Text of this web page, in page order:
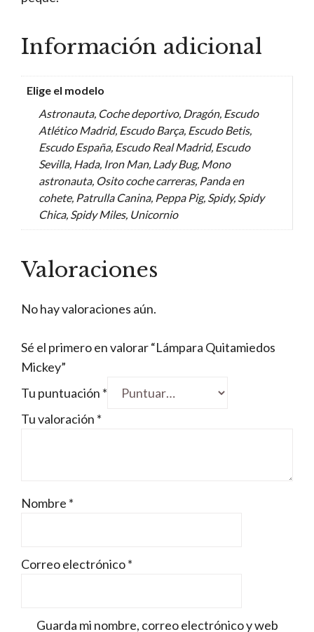
Información adicional
Elige el modelo
Astronauta, Coche deportivo, Dragón, Escudo
Atlético Madrid, Escudo Barça, Escudo Betis,
Escudo España, Escudo Real Madrid, Escudo
Sevilla, Hada, Iron Man, Lady Bug, Mono
astronauta, Osito coche carreras, Panda en
cohete, Patrulla Canina, Peppa Pig, Spidy, Spidy
Chica, Spidy Miles, Unicornio
Valoraciones
No hay valoraciones aún.
Sé el primero en valorar “Lámpara Quitamiedos
Mickey”
Tu puntuación *
Tu valoración *
Nombre *
Correo electrónico*
Guarda mi nombre, correo electrónico y web